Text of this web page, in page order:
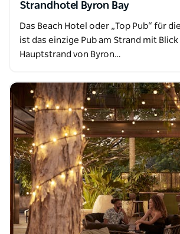
Strandhotel Byron Bay
Das Beach Hotel oder „Top Pub“ für
ist das einzige Pub am Strand mit Blick
Hauptstrand von Byron…